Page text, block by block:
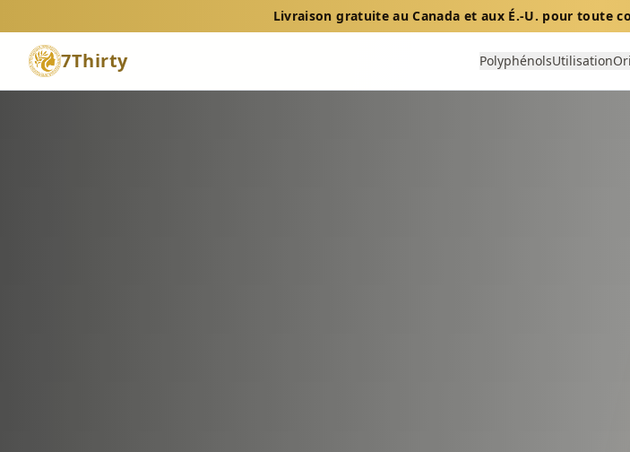
Livraison gratuite au Canada et aux É.-U. pour toute
7Thirty PolyphénolsUtilisation